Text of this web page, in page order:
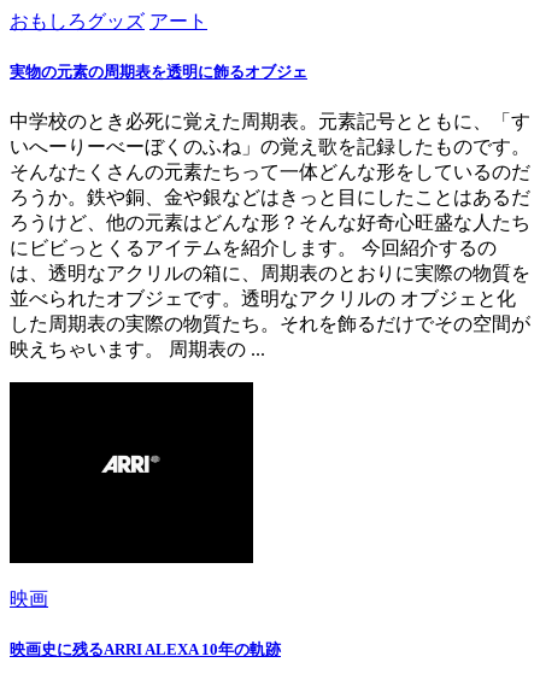
おもしろグッズ アート
実物の元素の周期表を透明に飾るオブジェ
中学校のとき必死に覚えた周期表。元素記号とともに、「す
いへーりーべーぼくのふね」の覚え歌を記録したものです。
そんなたくさんの元素たちって一体どんな形をしているのだ
ろうか。鉄や銅、金や銀などはきっと目にしたことはあるだ
ろうけど、他の元素はどんな形？そんな好奇心旺盛な人たち
にビビっとくるアイテムを紹介します。 今回紹介するの
は、透明なアクリルの箱に、周期表のとおりに実際の物質を
並べられたオブジェです。透明なアクリルの オブジェと化
した周期表の実際の物質たち。それを飾るだけでその空間が
映えちゃいます。 周期表の ...
映画
映画史に残るARRI ALEXA 10年の軌跡